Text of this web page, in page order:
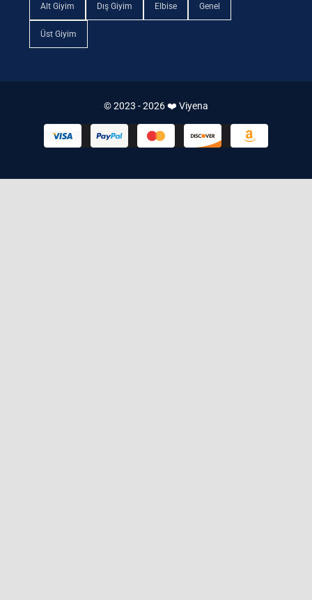
Alt Giyim Dış Giyim Elbise Genel
Üst Giyim
© 2023 - 2026 ❤️ Viyena